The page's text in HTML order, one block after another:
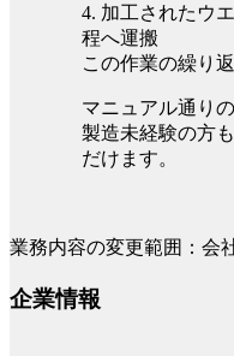
4. 加工されたウ
程へ運搬
この作業の繰り返
マニュアル通り
製造未経験の方
だけます。
業務内容の変更範囲：会
企業情報